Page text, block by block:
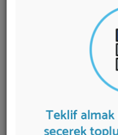
1
Buhar
listelenmektedir.
listeden seçim
kısmından toplu